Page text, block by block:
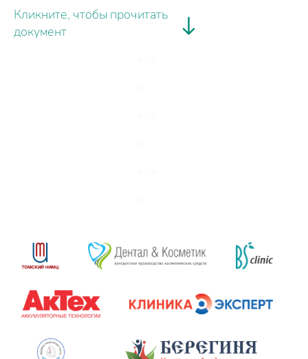
Кликните, чтобы прочитать
документ